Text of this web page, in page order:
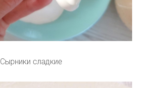
Сырники сладкие